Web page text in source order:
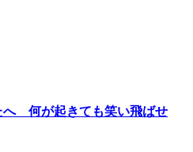
へ 何が起きても笑い飛ばせ